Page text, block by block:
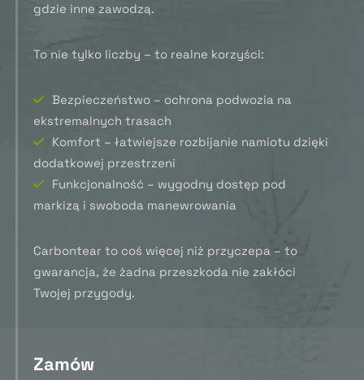
gdzie inne zawodzą.
To nie tylko liczby – to realne korzyści:
Bezpieczeństwo – ochrona podwozia na
ekstremalnych trasach
Komfort – łatwiejsze rozbijanie namiotu dzięki
dodatkowej przestrzeni
Funkcjonalność – wygodny dostęp pod
markizą i swoboda manewrowania
Carbontear to coś więcej niż przyczepa – to
gwarancja, że żadna przeszkoda nie zakłóci
Twojej przygody.
Zamów